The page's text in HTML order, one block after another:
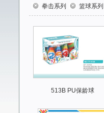
拳击系列 篮球系列
513B PU保龄球